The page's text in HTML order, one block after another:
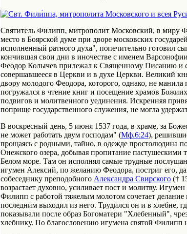
Святитель Филипп, митрополит Московский, в миру
место в Боярской думе при дворе московских
исполненный ратного духа", попечительно готовил
кончившая свои дни в иночестве с именем
Феодор Колычев прилежал к Священному Писанию и
совершавшееся в Церкви и в духе Церкви. Великий
двору молодого Феодора, которого, однако, не
погружался в чтение книг и посещение храмов
подвигов и молитвенного уединения. Искренняя
поприще государственного служения, не могла
В воскресный день, 5 июня 1537 года, в храме, за
не может работать двум господам" (Мф.6:24),
прощаясь с родными, тайно, в одежде простолюдина
Онежского озера, добывая пропитание
Белом море. Там он исполнял самые трудные
игумен Алексий, по желанию Феодора, постриг его,
собеседнику преподобного Александра Свирского (†
возрастает духовно, усиливает пост и молитву.
Филипп с работой тяжелым молотом сочетает
последним выходил из него. Трудился он и в
показывали после образ Богоматери "Хлебенный",
хлебнику. По благословению игумена святой Филипп